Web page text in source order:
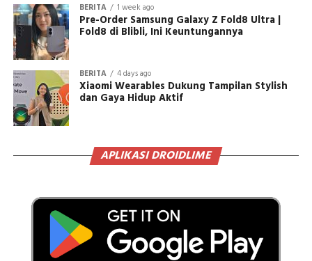
BERITA 1 week ago
Pre-Order Samsung Galaxy Z Fold8 Ultra |
Fold8 di Blibli, Ini Keuntungannya
BERITA 4 days ago
Xiaomi Wearables Dukung Tampilan Stylish
dan Gaya Hidup Aktif
APLIKASI DROIDLIME